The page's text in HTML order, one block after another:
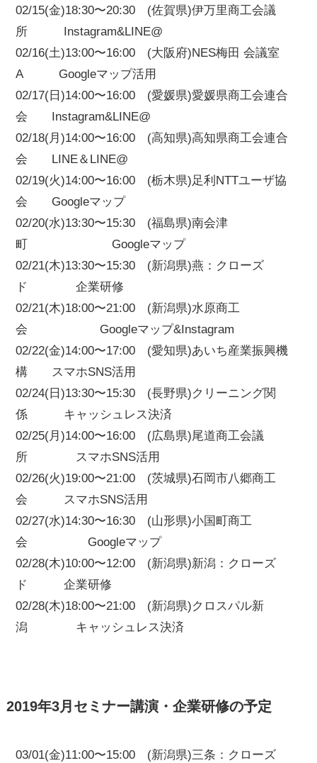
02/15(金)18:30〜20:30 (佐賀県)伊万里商工会議
所 Instagram&LINE@
02/16(土)13:00〜16:00 (大阪府)NES梅田 会議室
A Googleマップ活用
02/17(日)14:00〜16:00 (愛媛県)愛媛県商工会連合
会 Instagram&LINE@
02/18(月)14:00〜16:00 (高知県)高知県商工会連合
会 LINE＆LINE@
02/19(火)14:00〜16:00 (栃木県)足利NTTユーザ協
会 Googleマップ
02/20(水)13:30〜15:30 (福島県)南会津
町 Googleマップ
02/21(木)13:30〜15:30 (新潟県)燕：クローズ
ド 企業研修
02/21(木)18:00〜21:00 (新潟県)水原商工
会 Googleマップ&Instagram
02/22(金)14:00〜17:00 (愛知県)あいち産業振興機
構 スマホSNS活用
02/24(日)13:30〜15:30 (長野県)クリーニング関
係 キャッシュレス決済
02/25(月)14:00〜16:00 (広島県)尾道商工会議
所 スマホSNS活用
02/26(火)19:00〜21:00 (茨城県)石岡市八郷商工
会 スマホSNS活用
02/27(水)14:30〜16:30 (山形県)小国町商工
会 Googleマップ
02/28(木)10:00〜12:00 (新潟県)新潟：クローズ
ド 企業研修
02/28(木)18:00〜21:00 (新潟県)クロスパル新
潟 キャッシュレス決済
2019年3月セミナー講演・企業研修の予定
03/01(金)11:00〜15:00 (新潟県)三条：クローズ